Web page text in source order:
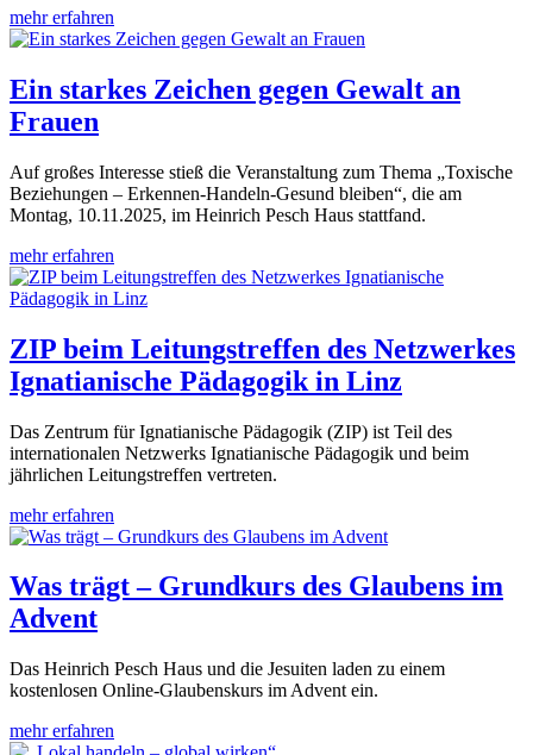
mehr erfahren
Ein starkes Zeichen gegen Gewalt an
Frauen
Auf großes Interesse stieß die Veranstaltung zum Thema „Toxische
Beziehungen – Erkennen-Handeln-Gesund bleiben“, die am
Montag, 10.11.2025, im Heinrich Pesch Haus stattfand.
mehr erfahren
ZIP beim Leitungstreffen des Netzwerkes
Ignatianische Pädagogik in Linz
Das Zentrum für Ignatianische Pädagogik (ZIP) ist Teil des
internationalen Netzwerks Ignatianische Pädagogik und beim
jährlichen Leitungstreffen vertreten.
mehr erfahren
Was trägt – Grundkurs des Glaubens im
Advent
Das Heinrich Pesch Haus und die Jesuiten laden zu einem
kostenlosen Online-Glaubenskurs im Advent ein.
mehr erfahren